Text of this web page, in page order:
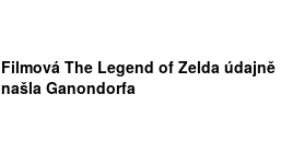
Filmová The Legend of Zelda údajně
našla Ganondorfa